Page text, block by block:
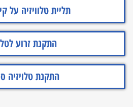
תליית טלוויזיה על
התקנת זרוע
התקנת טלויזיה